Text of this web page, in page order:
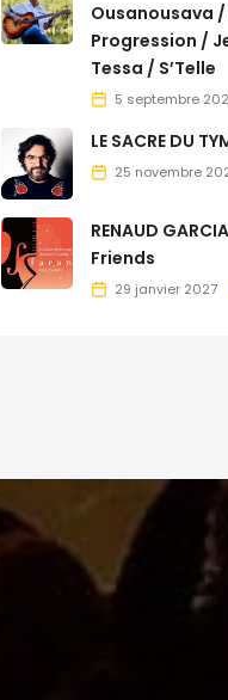
Ousanousava
Progression /
Tessa / S’Telle
5 septembre
LE SACRE DU
25 novembre
RENAUD
Friends
29 janvier 2027